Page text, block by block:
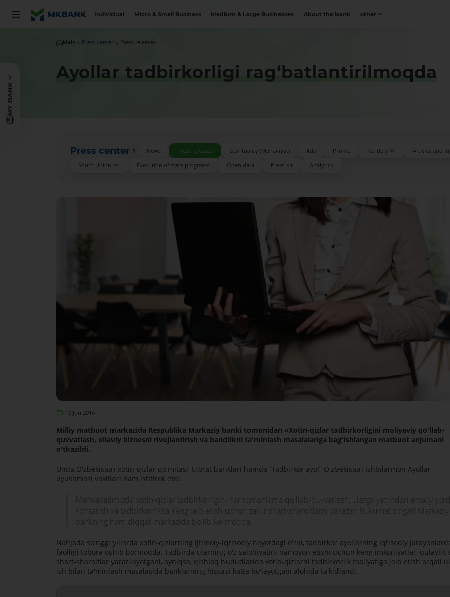
Individual Micro & Small Business Medium & Large Businesses About the bank other
MY BANK
Main Press center Press releases
Ayollar tadbirkorligi rag‘batlantirilmoqda
Press center News Press releases Spirituality (Manaviyat) Ads Promo Tenders Articles and
Youth Union
Execution of state programs Open data Press-kit Аnalytics
10 Jun 2014
Milliy matbuot markazida Respublika Markaziy banki tomonidan «Xotin-qizlar tadbirkorligini moliyaviy qo'llab-
quvvatlash, oilaviy biznesni rivojlantirish va bandlikni ta'minlash masalalariga bag'ishlangan matbuot anjumani
o'tkazildi.
Unda O'zbekiston xotin-qizlar qo'mitasi, tijorat banklari hamda “Tadbirkor ayol” O'zbekiston Ishbilarmon Ayollar
uyushmasi vakillari ham ishtirok etdi.
Mamlakatimizda xotin-qizlar tadbirkorligini har tomonlama qo'llab-quvvatlash, ularga yaqindan amaliy
ko'rsatish va tadbirkorlikka keng jalb etish uchun zarur shart-sharoitlarni yaratish hukumat singari Markaziy
bankning ham diqqat markazida bo'lib kelmoqda.
Natijada so'nggi yillarda xotin-qizlarning ijtimoiy-iqtisodiy hayotdagi o'rni, tadbirkor ayollarning iqtisodiy
faolligi tobora oshib bormoqda. Tadbirda ularning o'z salohiyatini namoyon etishi uchun keng imkoniyatlar, qulaylik
shart-sharoitlar yaratilayotgani, ayniqsa, qishloq hududlarida xotin-qizlarni tadbirkorlik faoliyatiga jalb etish orqali
ish bilan ta'minlash masalasida banklarning hissasi katta bo'layotgani alohida ta'kidlandi.